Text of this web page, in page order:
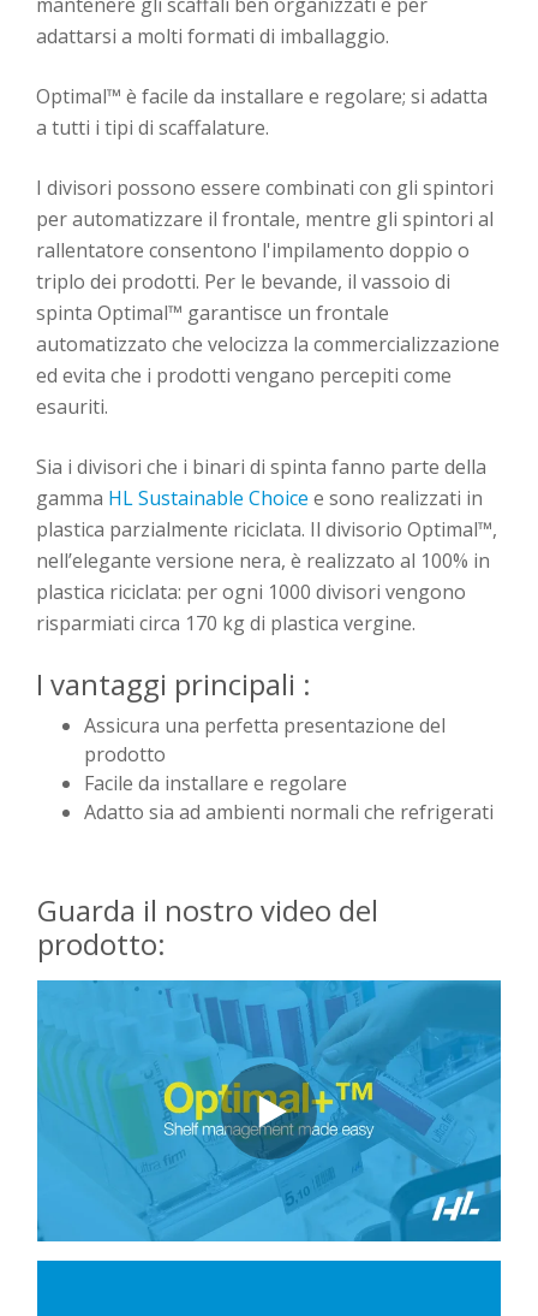
adattarsi a molti formati di imballaggio.
Optimal™ è facile da installare e regolare; si adatta
a tutti i tipi di scaffalature.
I divisori possono essere combinati con gli spintori
per automatizzare il frontale, mentre gli spintori al
rallentatore consentono l'impilamento doppio o
triplo dei prodotti. Per le bevande, il vassoio di
spinta Optimal™ garantisce un frontale
automatizzato che velocizza la commercializzazione
ed evita che i prodotti vengano percepiti come
esauriti.
Sia i divisori che i binari di spinta fanno parte della
gamma HL Sustainable Choice e sono realizzati in
plastica parzialmente riciclata. Il divisorio Optimal™,
nell’elegante versione nera, è realizzato al 100% in
plastica riciclata: per ogni 1000 divisori vengono
risparmiati circa 170 kg di plastica vergine.
I vantaggi principali :
Assicura una perfetta presentazione del
prodotto
Facile da installare e regolare
Adatto sia ad ambienti normali che refrigerati
Guarda il nostro video del
prodotto: